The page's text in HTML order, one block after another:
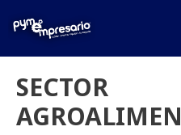
SECTOR